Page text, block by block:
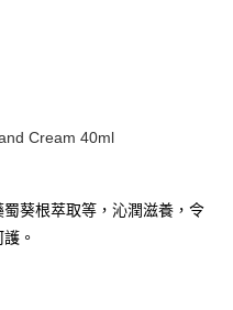
Cream 40ml
葵根萃取等，沁潤滋養，令
。